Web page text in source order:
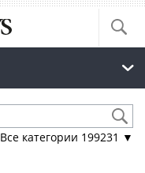
Все категории 199231 ▼